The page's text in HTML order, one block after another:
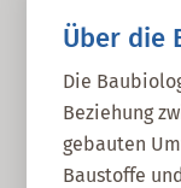
Über die
Die
Beziehung
gebauten
Baustoffe